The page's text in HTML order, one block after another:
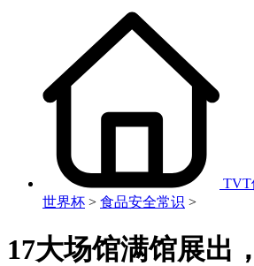
TVT
世界杯 > 食品安全常识 >
17大场馆满馆展出